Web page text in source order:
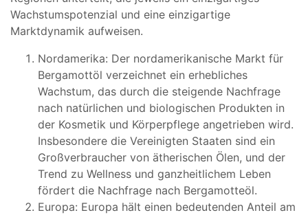
Wachstumspotenzial und eine einzigartige
Marktdynamik aufweisen.
Nordamerika: Der nordamerikanische Markt für
Bergamottöl verzeichnet ein erhebliches
Wachstum, das durch die steigende Nachfrage
nach natürlichen und biologischen Produkten in
der Kosmetik und Körperpflege angetrieben wird.
Insbesondere die Vereinigten Staaten sind ein
Großverbraucher von ätherischen Ölen, und der
Trend zu Wellness und ganzheitlichem Leben
fördert die Nachfrage nach Bergamotteöl.
Europa: Europa hält einen bedeutenden Anteil am